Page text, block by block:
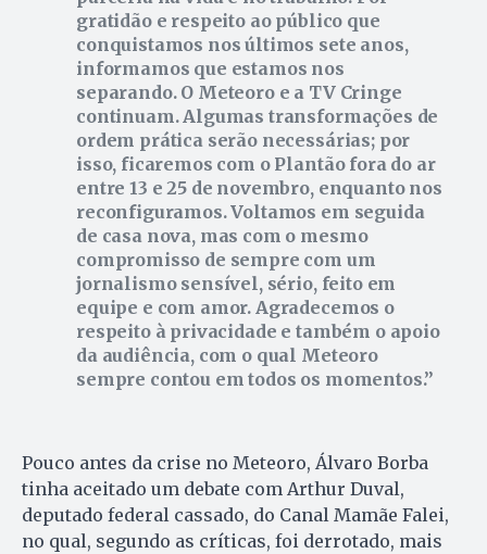
gratidão e respeito ao público que
conquistamos nos últimos sete anos,
informamos que estamos nos
separando. O Meteoro e a TV Cringe
continuam. Algumas transformações de
ordem prática serão necessárias; por
isso, ficaremos com o Plantão fora do ar
entre 13 e 25 de novembro, enquanto nos
reconfiguramos. Voltamos em seguida
de casa nova, mas com o mesmo
compromisso de sempre com um
jornalismo sensível, sério, feito em
equipe e com amor. Agradecemos o
respeito à privacidade e também o apoio
da audiência, com o qual Meteoro
sempre contou em todos os momentos.
Pouco antes da crise no Meteoro, Álvaro Borba
tinha aceitado um debate com Arthur Duval,
deputado federal cassado, do Canal Mamãe Falei,
no qual, segundo as críticas, foi derrotado, mais